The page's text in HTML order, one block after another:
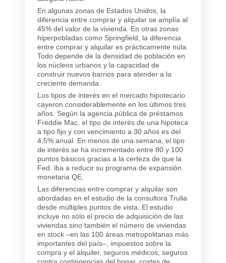
En algunas zonas de Estados Unidos, la
diferencia entre comprar y alquilar se amplía al
45% del valor de la vivienda. En otras zonas
hiperpobladas como Springfield, la diferencia
entre comprar y alquilar es prácticamente nula.
Todo depende de la densidad de población en
los núcleos urbanos y la capacidad de
construir nuevos barrios para atender a la
creciente demanda.
Los tipos de interés en el mercado hipotecario
cayeron considerablemente en los últimos tres
años. Según la agencia pública de préstamos
Freddie Mac, el tipo de interés de una hipoteca
a tipo fijo y con vencimiento a 30 años es del
4,5% anual. En menos de una semana, el tipo
de interés se ha incrementado entre 80 y 100
puntos básicos gracias a la certeza de que la
Fed. iba a reducir su programa de expansión
monetaria QE.
Las diferencias entre comprar y alquilar son
abordadas en el estudio de la consultora Trulia
desde múltiples puntos de vista. El estudio
incluye no sólo el precio de adquisición de las
viviendas sino también el número de viviendas
en stock –en las 100 áreas metropolitanas más
importantes del país–, impuestos sobre la
compra y el alquiler, seguros médicos, seguros